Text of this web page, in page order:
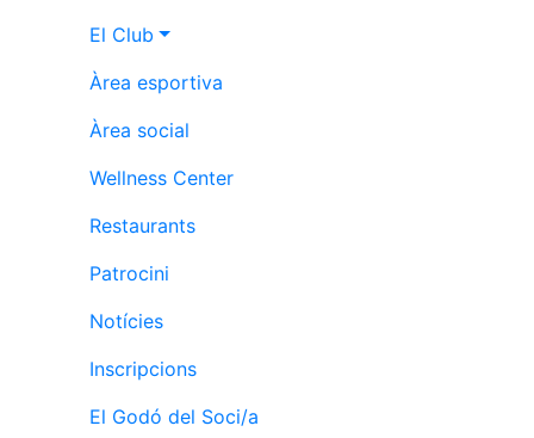
El Club
Àrea esportiva
Àrea social
Wellness Center
Restaurants
Patrocini
Notícies
Inscripcions
El Godó del Soci/a